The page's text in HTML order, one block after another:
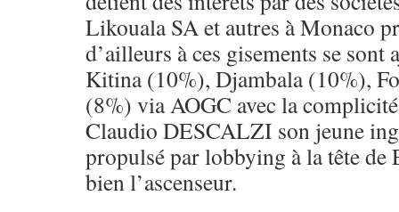
Likouala SA et autres à Monaco
d’ailleurs à ces gisements se sont
Kitina (10%), Djambala (10%),
(8%) via AOGC avec la
Claudio DESCALZI son jeune
propulsé par lobbying à la tête
bien l’ascenseur.